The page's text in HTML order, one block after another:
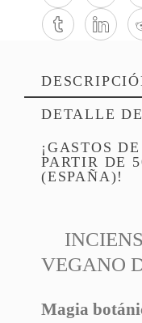
DETALLE
¡GASTOS
PARTIR DE
(ESPAÑA)!
VEGANO
Magia
Referencia